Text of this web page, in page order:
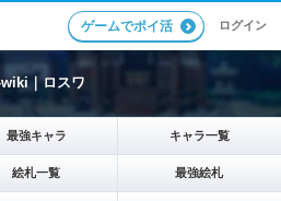
ゲームでポイ活 ログイン
｜ロスワ
最強キャラ キャラ一覧
絵札一覧 最強絵札